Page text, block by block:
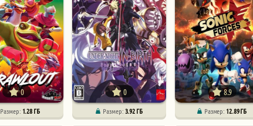
0
Размер: 1.28 ГБ
0
Размер:3.92 ГБ
8.9
Размер: 12.89 ГБ